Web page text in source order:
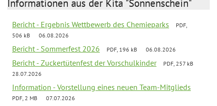
Informationen aus der Kita "Sonnenschein"
Bericht - Ergebnis Wettbewerb des Chemieparks
PDF,
506 kB
06.08.2026
Bericht - Sommerfest 2026 PDF, 196 kB 06.08.2026
Bericht - Zuckertütenfest der Vorschulkinder
PDF, 257 kB
28.07.2026
Information - Vorstellung eines neuen Team-Mitglieds
PDF, 2 MB 07.07.2026